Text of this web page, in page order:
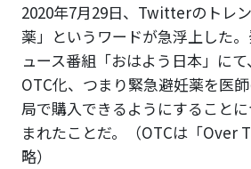
2020年7月29日、Twitterのトレ
薬」というワードが急浮上した
ュース番組「おはよう日本」に
OTC化、つまり緊急避妊薬を医
局で購入できるようにすること
まれたことだ。（OTCは「Over
略）